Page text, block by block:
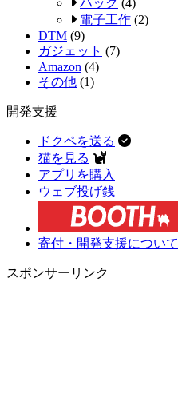
電子工作 (2)
DTM (9)
ガジェット (7)
Amazon (4)
その他 (1)
開発支援
ドクペを送る
猫を見る
アプリを購入
ウェブ投げ銭
寄付・開発支援について
スポンサーリンク